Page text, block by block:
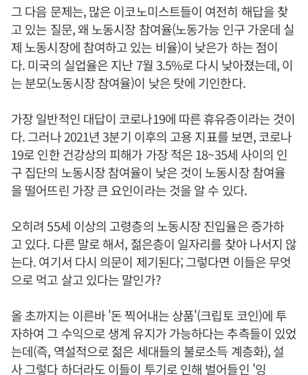
그 다음 문제는, 많은 이코노미스트들이 여전히 해답을 찾
고 있는 질문, 왜 노동시장 참여율(노동가능 인구 가운데 실
제 노동시장에 참여하고 있는 비율)이 낮은가 하는 점이
다. 미국의 실업율은 지난 7월 3.5%로 다시 낮아졌는데, 이
는 분모(노동시장 참여율)이 낮은 탓에 기인한다.
가장 일반적인 대답이 코로나19에 따른 휴유증이라는 것이
다. 그러나 2021년 3분기 이후의 고용 지표를 보면, 코로나
19로 인한 건강상의 피해가 가장 적은 18~35세 사이의 인
구 집단의 노동시장 참여율이 낮은 것이 노동시장 참여율
을 떨어뜨린 가장 큰 요인이라는 것을 알 수 있다.
오히려 55세 이상의 고령층의 노동시장 진입율은 증가하
고 있다. 다른 말로 해서, 젊은층이 일자리를 찾아 나서지 않
는다. 여기서 다시 의문이 제기된다; 그렇다면 이들은 무엇
으로 먹고 살고 있다는 말인가?
올 초까지는 이른바 '돈 찍어내는 상품'(크립토 코인)에 투
자하여 그 수익으로 생계 유지가 가능하다는 추측들이 있었
는데(즉, 역설적으로 젊은 세대들의 불로소득 계층화), 설
사 그렇다 하더라도 이들이 투기로 인해 벌어들인 '잉